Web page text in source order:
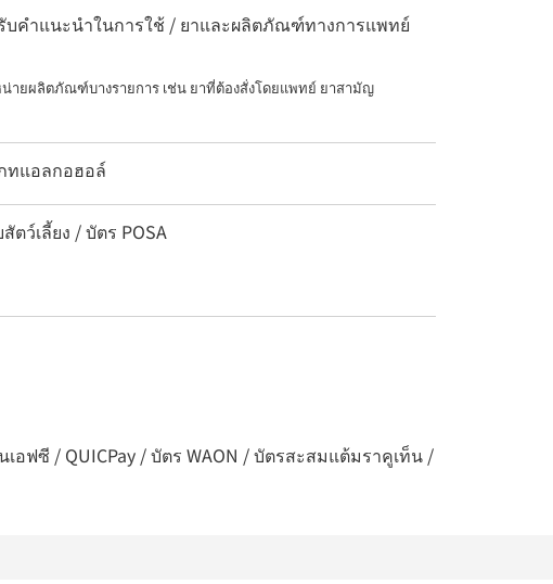
คำแนะนำในการใช้ / ยาและผลิตภัณฑ์ทางการแพทย์
ายผลิตภัณฑ์บางรายการ เช่น ยาที่ต้องสั่งโดยแพทย์ ยาสามัญ
ทแอลกอฮอล์
ว์เลี้ยง / บัตร POSA
อฟซี / QUICPay / บัตร WAON / บัตรสะสมแต้มราคูเท็น /